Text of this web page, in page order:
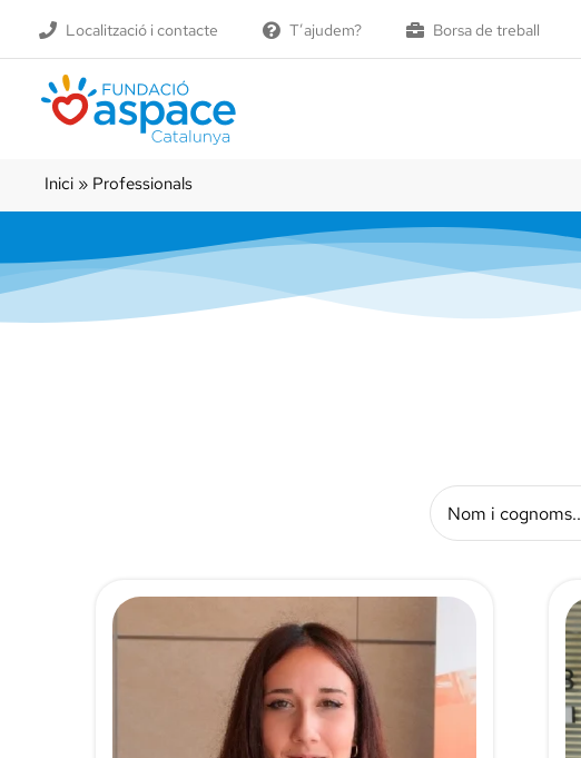
Localització i contacte T’ajudem? Borsa de treball
Inici » Professionals